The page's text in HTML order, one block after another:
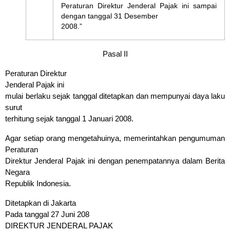
Peraturan Direktur Jenderal Pajak ini sampai
dengan tanggal 31 Desember
2008.”
Pasal II
Peraturan Direktur
Jenderal Pajak ini
mulai berlaku sejak tanggal ditetapkan dan mempunyai daya laku
surut
terhitung sejak tanggal 1 Januari 2008.
Agar setiap orang mengetahuinya, memerintahkan pengumuman
Peraturan
Direktur Jenderal Pajak ini dengan penempatannya dalam Berita
Negara
Republik Indonesia.
Ditetapkan di Jakarta
Pada tanggal 27 Juni 208
DIREKTUR JENDERAL PAJAK